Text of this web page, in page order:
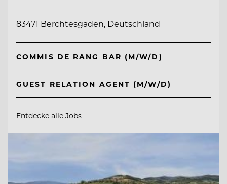
83471 Berchtesgaden, Deutschland
COMMIS DE RANG BAR (M/W/D)
GUEST RELATION AGENT (M/W/D)
Entdecke alle Jobs